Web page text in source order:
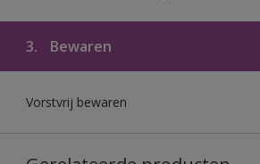
3. Bewaren
Vorstvrij bewaren